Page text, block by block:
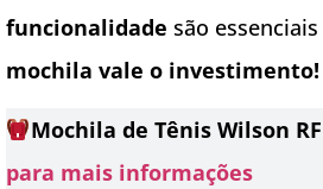
funcionalidade são
mochila vale o investimento!
Mochila de Tênis Wilson
para mais informações